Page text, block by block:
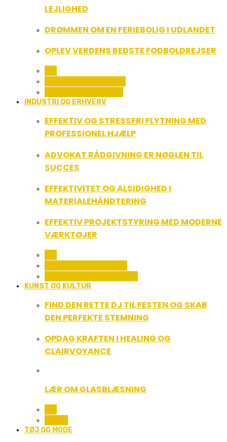
LEJLIGHED
DRØMMEN OM EN FERIEBOLIG I UDLANDET
OPLEV VERDENS BEDSTE FODBOLDREJSER
INDUSTRI OG ERHVERV
EFFEKTIV OG STRESSFRI FLYTNING MED
PROFESSIONEL HJÆLP
ADVOKAT RÅDGIVNING ER NØGLEN TIL
SUCCES
EFFEKTIVITET OG ALSIDIGHED I
MATERIALEHÅNDTERING
EFFEKTIV PROJEKTSTYRING MED MODERNE
VÆRKTØJER
KUNST OG KULTUR
FIND DEN RETTE DJ TIL FESTEN OG SKAB
DEN PERFEKTE STEMNING
OPDAG KRAFTEN I HEALING OG
CLAIRVOYANCE
LÆR OM GLASBLÆSNING
TØJ OG MODE